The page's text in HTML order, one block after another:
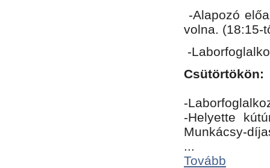
-Alapozó
volna. (18:15-
-
Csütörtökön:
-
-Helyette
Munkácsy-
...
Tovább